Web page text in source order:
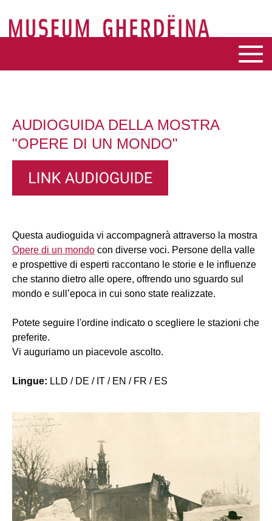
AUDIOGUIDA DELLA MOSTRA
"OPERE DI UN MONDO"
Questa audioguida vi accompagnerà attraverso la mostra
Opere di un mondo con diverse voci. Persone della valle
e prospettive di esperti raccontano le storie e le influenze
che stanno dietro alle opere, offrendo uno sguardo sul
mondo e sull’epoca in cui sono state realizzate.
Potete seguire l'ordine indicato o scegliere le stazioni che
preferite.
Vi auguriamo un piacevole ascolto.
Lingue: LLD / DE / IT / EN / FR / ES